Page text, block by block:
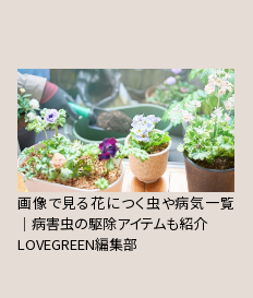
画像で見る花につく虫や病気一覧
｜病害虫の駆除アイテムも紹介
LOVEGREEN編集部